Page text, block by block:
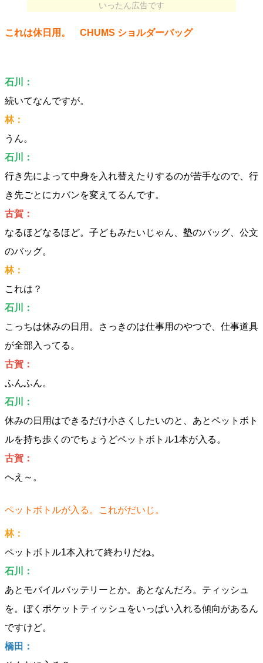
いったん広告です
これは休日用。 CHUMS ショルダーバッグ
石川：
続いてなんですが。
林：
うん。
石川：
行き先によって中身を入れ替えたりするのが苦手なので、行
き先ごとにカバンを変えてるんです。
古賀：
なるほどなるほど。子どもみたいじゃん、塾のバッグ、公文
のバッグ。
林：
これは？
石川：
こっちは休みの日用。さっきのは仕事用のやつで、仕事道具
が全部入ってる。
古賀：
ふんふん。
石川：
休みの日用はできるだけ小さくしたいのと、あとペットボト
ルを持ち歩くのでちょうどペットボトル1本が入る。
古賀：
へえ～。
ペットボトルが入る。これがだいじ。
林：
ペットボトル1本入れて終わりだね。
石川：
あとモバイルバッテリーとか。あとなんだろ。ティッシュ
を。ぼくポケットティッシュをいっぱい入れる傾向があるん
ですけど。
橋田：